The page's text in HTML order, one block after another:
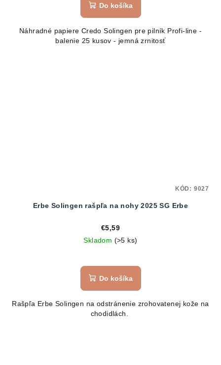
Do košíka
Náhradné papiere Credo Solingen pre pilník Profi-line -
balenie 25 kusov - jemná zrnitosť
Erbe Solingen rašpľa na nohy 2025 SG Erbe
€5,59
Skladom (>5 ks)
Do košíka
Rašpľa Erbe Solingen na odstránenie zrohovatenej kože na
chodidlách.
KÓD: 9027